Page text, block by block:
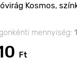
Kosmos,
mennyiség:
Ft